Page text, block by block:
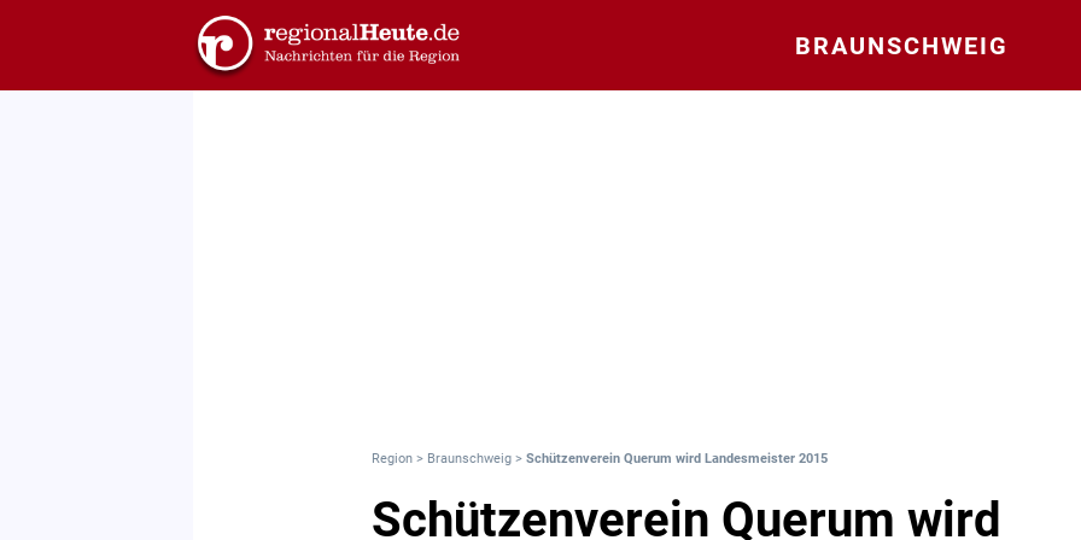
BRAUNSCHWEIG
Region > Braunschweig > Schützenverein Querum wird Landesmeister 2015
Schützenverein Querum wird